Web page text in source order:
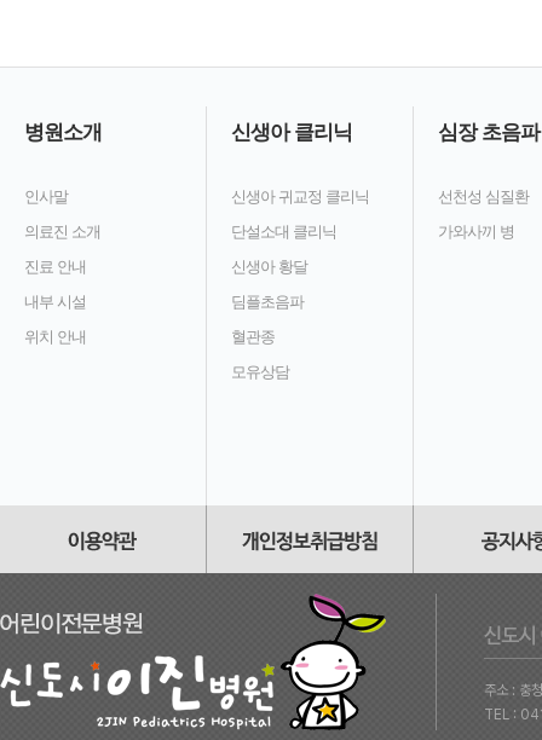
병원소개
인사말
의료진 소개
진료 안내
내부 시설
위치 안내
신생아 클리닉
신생아 귀교정 클리닉
단설소대 클리닉
신생아 황달
딤플초음파
혈관종
모유상담
심장 초음파
선천성 심질환
가와사끼 병
주소 : 충
TEL :